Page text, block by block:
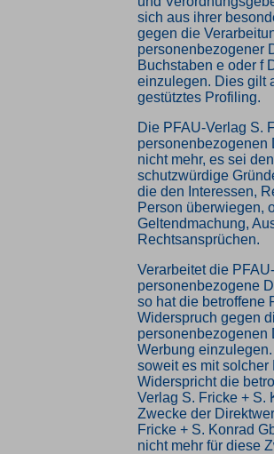
sich aus ihrer
gegen die
personenbezogener
Buchstaben e oder f
einzulegen. Dies gilt
gestütztes Profiling.
Die PFAU-Verlag S.
personenbezogenen
nicht mehr, es sei
schutzwürdige
die den Interessen,
Person überwiegen,
Geltendmachung,
Rechtsansprüchen.
Verarbeitet die
personenbezogene
so hat die betroffene
Widerspruch gegen
personenbezogenen
Werbung
soweit es mit solcher
Widerspricht die
Verlag S. Fricke + S.
Zwecke der
Fricke + S. Konrad
nicht mehr für diese